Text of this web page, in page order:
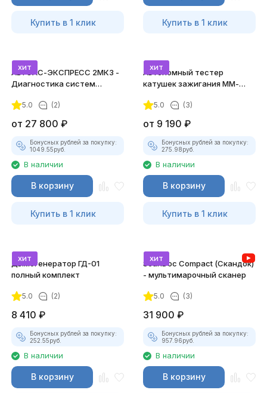
Купить в 1 клик Купить в 1 клик
хит
АВТОАС-ЭКСПРЕСС 2МК3 -
Диагностика систем
5.0 (2)
от 27 800 ₽
Бонусных рублей за покупку:
1049.55руб.
В наличии
В корзину
Купить в 1 клик
хит
Автономный тестер
катушек зажигания ММ-
комплект)
5.0 (3)
от 9 190 ₽
Бонусных рублей за покупку:
275.98руб.
В наличии
В корзину
Купить в 1 клик
хит
Дымогенератор ГД-01
полный комплект
5.0 (2)
8 410 ₽
Бонусных рублей за покупку:
252.55руб.
В наличии
В корзину
хит
ScanDoc Compact (Скандок)
- мультимарочный сканер
5.0 (3)
31 900 ₽
Бонусных рублей за покупку:
957.96руб.
В наличии
В корзину